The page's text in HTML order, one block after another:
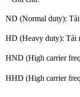
ND (Normal duty):
HD (Heavy duty): Tải
HND (High carrier
HHD (High carrier